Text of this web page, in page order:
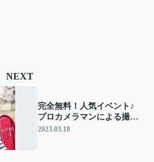
NEXT
完全無料！人気イベント♪
プロカメラマンによる撮影
会【仲介手数料無料・八王
2023.03.18